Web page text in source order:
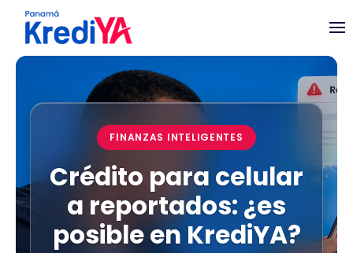
FINANZAS INTELIGENTES
Crédito para celular
a reportados: ¿es
posible en KrediYA?